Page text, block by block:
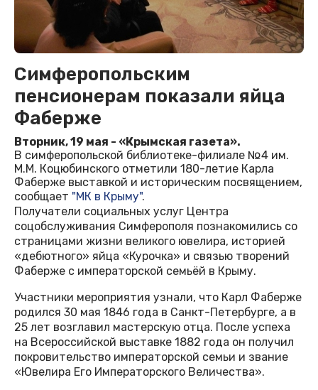
Симферопольским
пенсионерам показали яйца
Фаберже
Вторник, 19 мая - «Крымская газета».
В симферопольской библиотеке-филиале №4 им.
М.М. Коцюбинского отметили 180-летие Карла
Фаберже выставкой и историческим посвящением,
сообщает "МК в Крыму".
Получатели социальных услуг Центра
соцобслуживания Симферополя познакомились со
страницами жизни великого ювелира, историей
«дебютного» яйца «Курочка» и связью творений
Фаберже с императорской семьёй в Крыму.
Участники мероприятия узнали, что Карл Фаберже
родился 30 мая 1846 года в Санкт-Петербурге, а в
25 лет возглавил мастерскую отца. После успеха
на Всероссийской выставке 1882 года он получил
покровительство императорской семьи и звание
«Ювелира Его Императорского Величества».